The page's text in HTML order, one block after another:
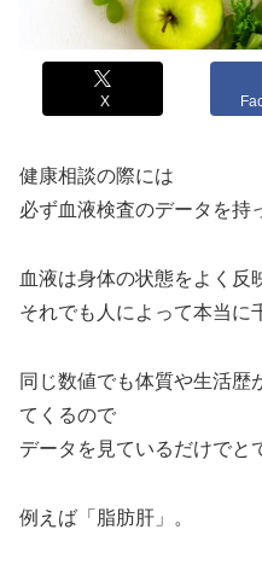
X
健康相談の際には
必ず血液検査のデータを持
血液は身体の状態をよく反
それでも人によって本当に
同じ数値でも体質や生活歴
てくるので
データを見ているだけでと
例えば「脂肪肝」。